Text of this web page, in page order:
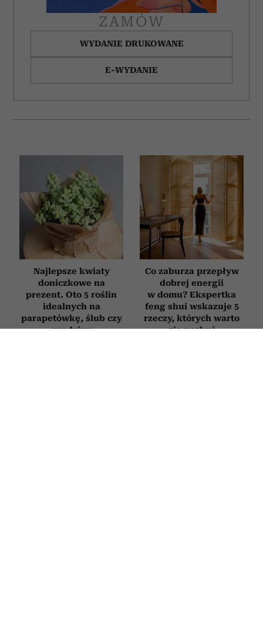
ZAMÓW
WYDANIE DRUKOWANE
E-WYDANIE
Najlepsze kwiaty
doniczkowe na
prezent. Oto 5 roślin
idealnych na
parapetówkę, ślub czy
urodziny
Co zaburza przepływ
dobrej energii
w domu? Ekspertka
feng shui wskazuje 5
rzeczy, których warto
się pozbyć